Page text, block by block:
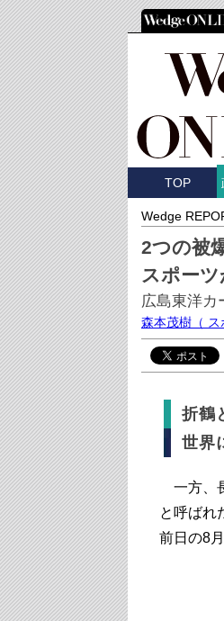
TOP
Wedge
2つの被
スポー
広島東洋カ
森本茂樹 （
折鶴
世界
一方、
と呼ばれ
前日の8